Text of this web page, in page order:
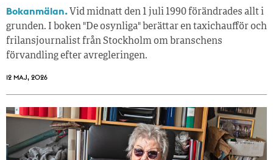
Bokanmälan. Vid midnatt den 1 juli 1990 förändrades allt i
grunden. I boken "De osynliga" berättar en taxichaufför och
frilansjournalist från Stockholm om branschens
förvandling efter avregleringen.
12 MAJ, 2026